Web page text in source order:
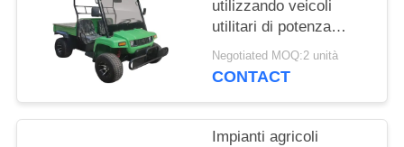
PRIVACY
utilizzando veicoli
utilitari di potenza
dinamica veicoli utilitari
elettrici di potenza 600
Negotiated MOQ:2 unità
CONTACT
Impianti agricoli